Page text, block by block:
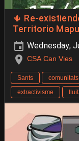
🌵 Re-
Territorio
Wednesday,
CSA Can Vies
Sants
extractivisme